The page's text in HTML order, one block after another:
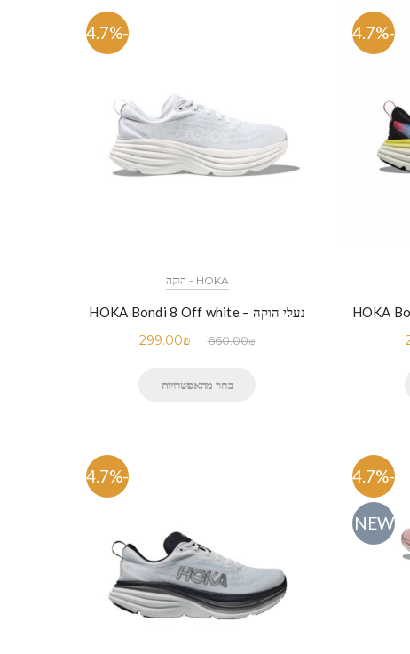
-54.7%
HOKA - הוקה
נעלי הוקה – HOKA Bondi 8 Off white
660.00₪
299.00₪
בחר מהאפשרויות
-54.7%
-54.7% -54.7%
NEW